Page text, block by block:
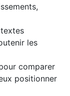
les
comparer
positionner